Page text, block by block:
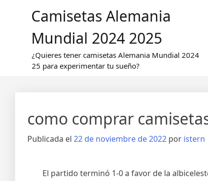
Camisetas Alemania
Mundial 2024 2025
¿Quieres tener camisetas Alemania Mundial 2024
25 para experimentar tu sueño?
como comprar
Publicada el 22 de noviembre de 2022 por istern
El partido terminó 1-0 a favor de la